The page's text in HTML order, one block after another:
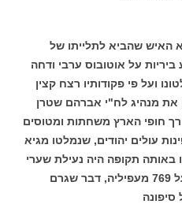
האיש שהביא לתלייתו של
על אוטובוס ערבי ודחה
ועל פי פקודותיו רצח קצין
את מנהיג לח"י אברהם שטרן
חופי הארץ משחתות ומטוסים
עולים יהודים, שנמלטו מגיא
באותה תקופה היה נעילת שערי
הארץ בפני האוניה "סטרומה" על 769 מעפיליה, דבר שגרם
סיפונה